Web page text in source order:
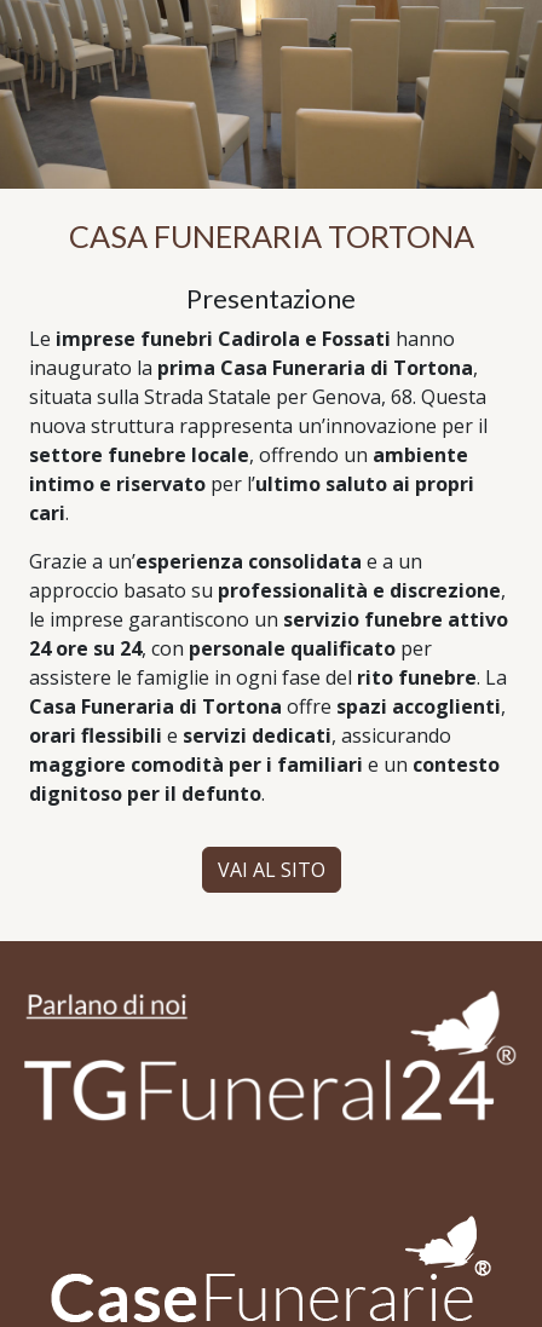
CASA FUNERARIA TORTONA
Presentazione
Le imprese funebri Cadirola e Fossati hanno
inaugurato la prima Casa Funeraria di Tortona,
situata sulla Strada Statale per Genova, 68. Questa
nuova struttura rappresenta un’innovazione per il
settore funebre locale, offrendo un ambiente
intimo e riservato per l’ultimo saluto ai propri
cari.
Grazie a un’esperienza consolidata e a un
approccio basato su professionalità e discrezione,
le imprese garantiscono un servizio funebre attivo
24 ore su 24, con personale qualificato per
assistere le famiglie in ogni fase del rito funebre. La
Casa Funeraria di Tortona offre spazi accoglienti,
orari flessibili e servizi dedicati, assicurando
maggiore comodità per i familiari e un contesto
dignitoso per il defunto.
VAI AL SITO